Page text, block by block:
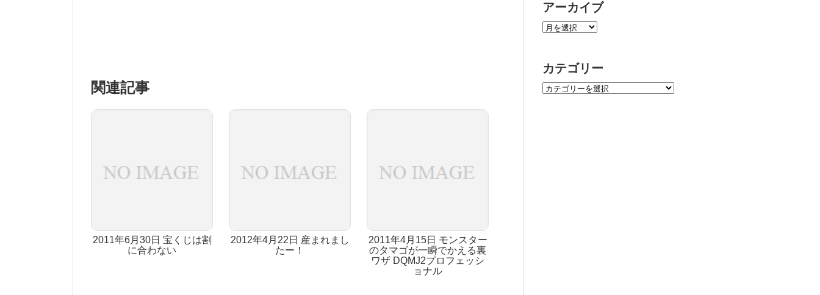
関連記事
2011年6月30日 宝くじは割
に合わない
2012年4月22日 産まれまし
たー！
2011年4月15日 モンスター
のタマゴが一瞬でかえる裏
ワザ DQMJ2プロフェッシ
ョナル
アーカイブ
カテゴリー